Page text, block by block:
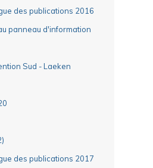
des publications 2016
panneau d'information
Sud - Laeken
des publications 2017